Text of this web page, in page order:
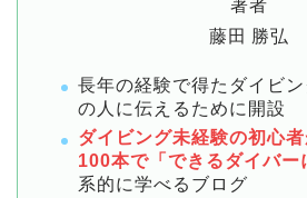
著者
藤田 勝弘
長年の経験で得たダイビン
の人に伝えるために開設
ダイビング未経験の初心
100本で「できるダイバー
系的に学べるブログ